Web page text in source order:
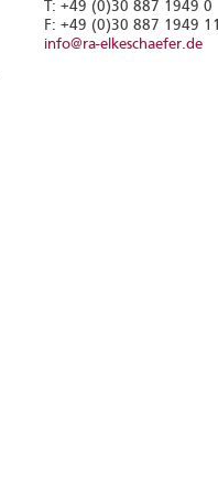
T: +49 (0)30 887 1949 0
F: +49 (0)30 887 1949 11
info@ra-elkeschaefer.de